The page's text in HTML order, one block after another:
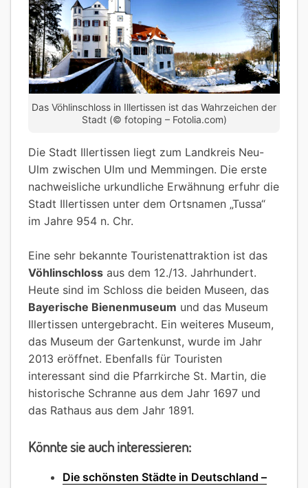
Das Vöhlinschloss in Illertissen ist das Wahrzeichen der
Stadt (© fotoping – Fotolia.com)
Die Stadt Illertissen liegt zum Landkreis Neu-
Ulm zwischen Ulm und Memmingen. Die erste
nachweisliche urkundliche Erwähnung erfuhr die
Stadt Illertissen unter dem Ortsnamen „Tussa“
im Jahre 954 n. Chr.
Eine sehr bekannte Touristenattraktion ist das
Vöhlinschloss aus dem 12./13. Jahrhundert.
Heute sind im Schloss die beiden Museen, das
Bayerische Bienenmuseum und das Museum
Illertissen untergebracht. Ein weiteres Museum,
das Museum der Gartenkunst, wurde im Jahr
2013 eröffnet. Ebenfalls für Touristen
interessant sind die Pfarrkirche St. Martin, die
historische Schranne aus dem Jahr 1697 und
das Rathaus aus dem Jahr 1891.
Könnte sie auch interessieren:
Die schönsten Städte in Deutschland –